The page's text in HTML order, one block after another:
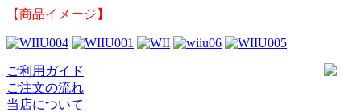
【商品イメージ】
ご利用ガイド
ご注文の流れ
当店について